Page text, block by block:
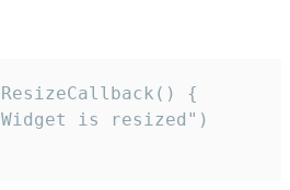
{
is resized")